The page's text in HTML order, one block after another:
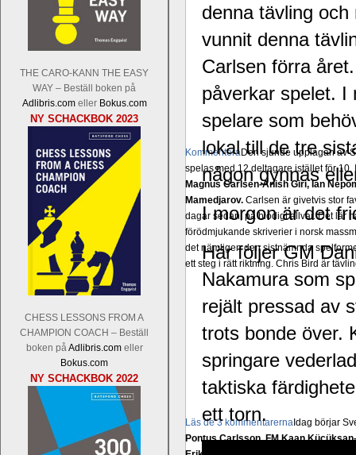
THE CARO-KANN THE EASY
WAY – Beställ boken på
Adlibris.comeller Bokus.com
NY SCHACKBOK 2023
CHESS LESSONS FROM A
CHAMPION COACH – Beställ
boken påAdlibris.comeller
Bokus.com
NY SCHACKBOK 2022
KommenteraDen sjunde upplagan av
spelas med 12 deltagare istället för
Magnus Carlsen-Anish Giri, Ian
Mamedjarov. Carlsen är givetvis stor
dagar sedan, på blodigt allvar. Det lär
förödmjukande skriverier i norsk
det nämligen den sistnämnda
ett steg i rätt riktning. Chris Bird är
Läs de 3 kommentarerna Idag börjar
Pontus Carlsson, FM Kaan
denna tävling
vunnit denna
Carlsen förra
påverkar spelet. I
spelare som
lokal till de tre
någon gynnas
I morgon är det
Här följer GM
Nakamura som
rejält pressad av
trots bonde över.
springare
taktiska
ett torn.